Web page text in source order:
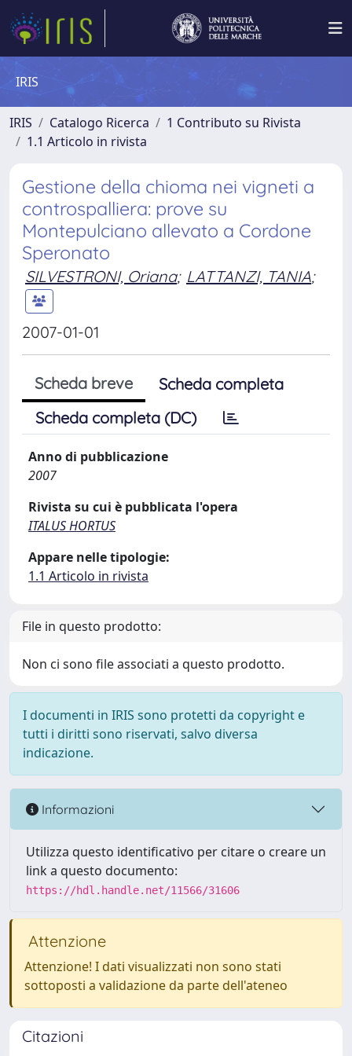
IRIS
IRIS Catalogo Ricerca
1 Contributo su Rivista
1.1 Articolo in rivista
Gestione della chioma nei vigneti a
controspalliera: prove su
Montepulciano allevato a Cordone
Speronato
SILVESTRONI, Oriana; LATTANZI, TANIA;
2007-01-01
Scheda breve
Scheda completa
Scheda completa (DC)
Anno di pubblicazione
2007
Rivista su cui è pubblicata l'opera
ITALUS HORTUS
Appare nelle tipologie:
1.1 Articolo in rivista
File in questo prodotto:
Non ci sono file associati a questo prodotto.
I documenti in IRIS sono protetti da copyright e
tutti i diritti sono riservati, salvo diversa
indicazione.
Informazioni
Utilizza questo identificativo per citare o creare un
link a questo documento:
https://hdl.handle.net/11566/31606
Attenzione
Attenzione! I dati visualizzati non sono stati
sottoposti a validazione da parte dell'ateneo
Citazioni